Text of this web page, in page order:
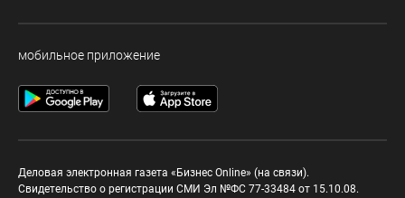
мобильное приложение
Деловая электронная газета «Бизнес Online» (на связи).
Свидетельство о регистрации СМИ Эл №ФС 77-33484 от 15.10.08.